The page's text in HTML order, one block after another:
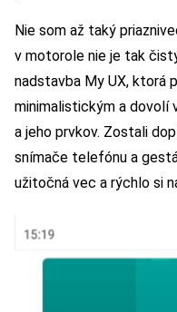
Nie som až taký
v motorole nie je tak
nadstavba My UX, ktorá
minimalistickým a dovolí
a jeho prvkov. Zostali
snímače telefónu a
užitočná vec a rýchlo si